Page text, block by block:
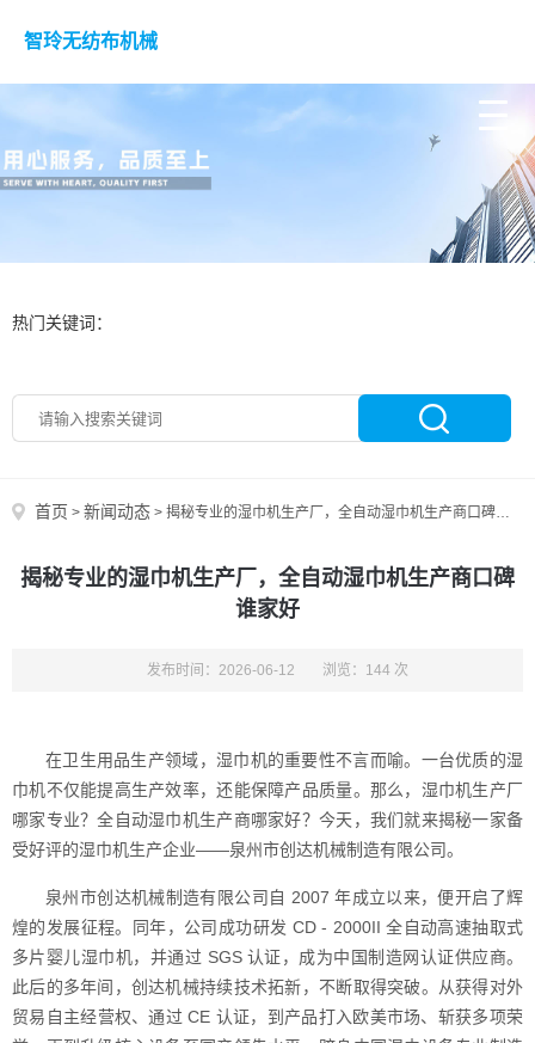
智玲无纺布机械
热门关键词：
首页 > 新闻动态 > 揭秘专业的湿巾机生产厂，全自动湿巾机生产商口碑谁家好
揭秘专业的湿巾机生产厂，全自动湿巾机生产商口碑
谁家好
发布时间：2026-06-12 浏览：144 次
在卫生用品生产领域，湿巾机的重要性不言而喻。一台优质的湿
巾机不仅能提高生产效率，还能保障产品质量。那么，湿巾机生产厂
哪家专业？全自动湿巾机生产商哪家好？今天，我们就来揭秘一家备
受好评的湿巾机生产企业——泉州市创达机械制造有限公司。
泉州市创达机械制造有限公司自 2007 年成立以来，便开启了辉
煌的发展征程。同年，公司成功研发 CD - 2000II 全自动高速抽取式
多片婴儿湿巾机，并通过 SGS 认证，成为中国制造网认证供应商。
此后的多年间，创达机械持续技术拓新，不断取得突破。从获得对外
贸易自主经营权、通过 CE 认证，到产品打入欧美市场、斩获多项荣